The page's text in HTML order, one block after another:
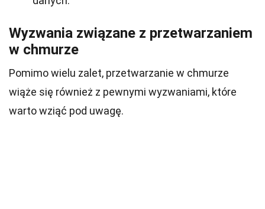
Wyzwania związane z przetwarzaniem
w chmurze
Pomimo wielu zalet, przetwarzanie w chmurze
wiąże się również z pewnymi wyzwaniami, które
warto wziąć pod uwagę.